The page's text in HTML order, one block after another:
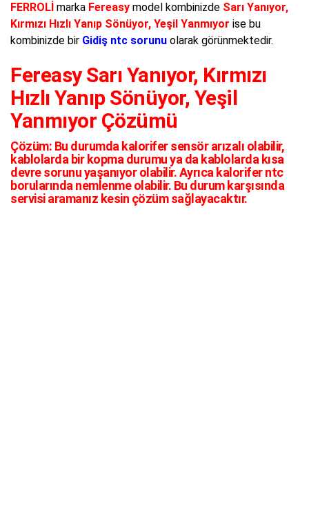
FERROLİ marka Fereasy model kombinizde Sarı Yanıyor,
Kırmızı Hızlı Yanıp Sönüyor, Yeşil Yanmıyor ise bu
kombinizde bir Gidiş ntc sorunu olarak görünmektedir.
Fereasy Sarı Yanıyor, Kırmızı
Hızlı Yanıp Sönüyor, Yeşil
Yanmıyor Çözümü
Çözüm: Bu durumda kalorifer sensör arızalı olabilir,
kablolarda bir kopma durumu ya da kablolarda kısa
devre sorunu yaşanıyor olabilir. Ayrıca kalorifer ntc
borularında nemlenme olabilir. Bu durum karşısında
servisi aramanız kesin çözüm sağlayacaktır.